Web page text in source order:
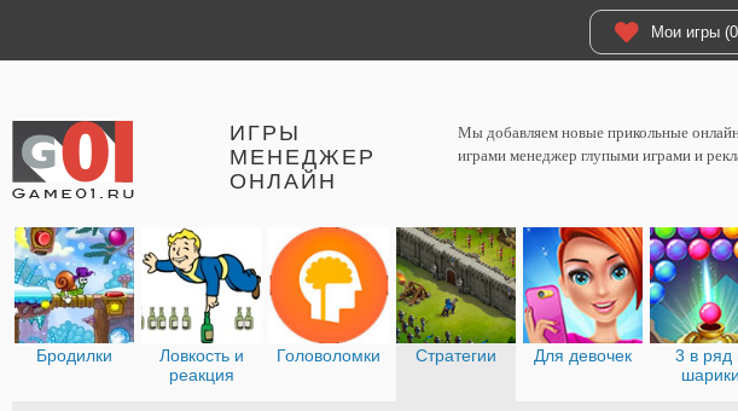
Мои игры
ИГРЫ
МЕНЕДЖЕР
ОНЛАЙН
Мы добавляем новые прикольные
играми менеджер глупыми играми и
Бродилки
Ловкость и
реакция
Головоломки Стратегии Для девочек
3 в ряд
шарики